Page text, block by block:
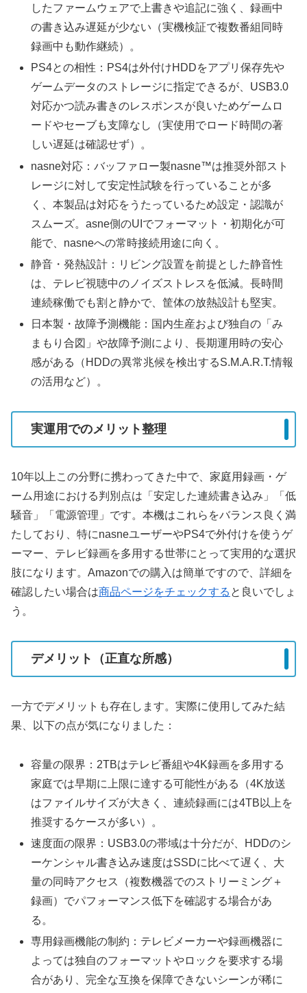
したファームウェアで上書きや追記に強く、録画中
の書き込み遅延が少ない（実機検証で複数番組同時
録画中も動作継続）。
PS4との相性：PS4は外付けHDDをアプリ保存先や
ゲームデータのストレージに指定できるが、USB3.0
対応かつ読み書きのレスポンスが良いためゲームロ
ードやセーブも支障なし（実使用でロード時間の著
しい遅延は確認せず）。
nasne対応：バッファロー製nasne™は推奨外部スト
レージに対して安定性試験を行っていることが多
く、本製品は対応をうたっているため設定・認識が
スムーズ。asne側のUIでフォーマット・初期化が可
能で、nasneへの常時接続用途に向く。
静音・発熱設計：リビング設置を前提とした静音性
は、テレビ視聴中のノイズストレスを低減。長時間
連続稼働でも割と静かで、筐体の放熱設計も堅実。
日本製・故障予測機能：国内生産および独自の「み
まもり合図」や故障予測により、長期運用時の安心
感がある（HDDの異常兆候を検出するS.M.A.R.T.情報
の活用など）。
実運用でのメリット整理
10年以上この分野に携わってきた中で、家庭用録画・ゲ
ーム用途における判別点は「安定した連続書き込み」「低
騒音」「電源管理」です。本機はこれらをバランス良く満
たしており、特にnasneユーザーやPS4で外付けを使うゲ
ーマー、テレビ録画を多用する世帯にとって実用的な選択
肢になります。Amazonでの購入は簡単ですので、詳細を
確認したい場合は商品ページをチェックする と良いでしょ
う。
デメリット（正直な所感）
一方でデメリットも存在します。実際に使用してみた結
果、以下の点が気になりました：
容量の限界：2TBはテレビ番組や4K録画を多用する
家庭では早期に上限に達する可能性がある（4K放送
はファイルサイズが大きく、連続録画には4TB以上を
推奨するケースが多い）。
速度面の限界：USB3.0の帯域は十分だが、HDDのシ
ーケンシャル書き込み速度はSSDに比べて遅く、大
量の同時アクセス（複数機器でのストリーミング＋
録画）でパフォーマンス低下を確認する場合があ
る。
専用録画機能の制約：テレビメーカーや録画機器に
よっては独自のフォーマットやロックを要求する場
合があり、完全な互換を保障できないシーンが稀に